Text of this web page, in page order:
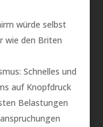
würde selbst
wie den Briten
Schnelles und
auf Knopfdruck
Belastungen